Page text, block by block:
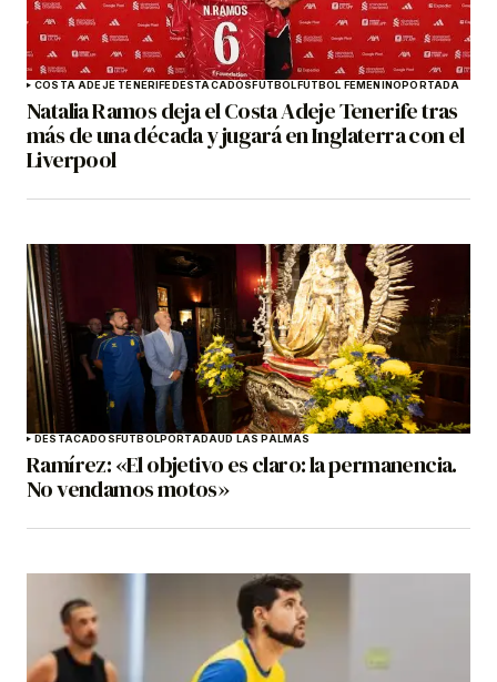
COSTA ADEJE TENERIFEDESTACADOSFÚTBOLFÚTBOL FEMENINOPORTADA
Natalia Ramos deja el Costa Adeje Tenerife tras
más de una década y jugará en Inglaterra con el
Liverpool
DESTACADOSFÚTBOLPORTADAUD LAS PALMAS
Ramírez: «El objetivo es claro: la permanencia.
No vendamos motos»